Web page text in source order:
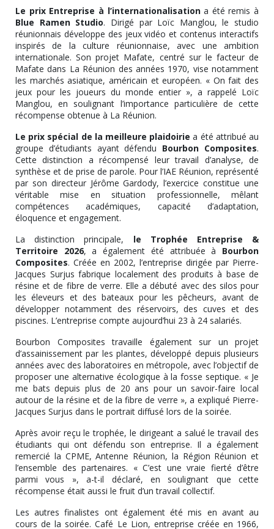
Le prix Entreprise à l’internationalisationa été remis à
Blue Ramen Studio. Dirigé par Loïc Manglou, le studio
réunionnais développe des jeux vidéo et contenus interactifs
inspirés de la culture réunionnaise, avec une ambition
internationale. Son projet Mafate, centré sur le facteur de
Mafate dans La Réunion des années 1970, vise notamment
les marchés asiatique, américain et européen. « On fait des
jeux pour les joueurs du monde entier », a rappelé Loïc
Manglou, en soulignant l’importance particulière de cette
récompense obtenue à La Réunion.
Le prix spécial de la meilleure plaidoiriea été attribué au
groupe d’étudiants ayant défendu Bourbon Composites.
Cette distinction a récompensé leur travail d’analyse, de
synthèse et de prise de parole. Pour l’IAE Réunion, représenté
par son directeur Jérôme Gardody, l’exercice constitue une
véritable mise en situation professionnelle, mêlant
compétences académiques, capacité d’adaptation,
éloquence et engagement.
La distinction principale, le Trophée Entreprise &
Territoire 2026, a également été attribuée à Bourbon
Composites. Créée en 2002, l’entreprise dirigée par Pierre-
Jacques Surjus fabrique localement des produits à base de
résine et de fibre de verre. Elle a débuté avec des silos pour
les éleveurs et des bateaux pour les pêcheurs, avant de
développer notamment des réservoirs, des cuves et des
piscines. L’entreprise compte aujourd’hui 23 à 24 salariés.
Bourbon Composites travaille également sur un projet
d’assainissement par les plantes, développé depuis plusieurs
années avec des laboratoires en métropole, avec l’objectif de
proposer une alternative écologique à la fosse septique. « Je
me bats depuis plus de 20 ans pour un savoir-faire local
autour de la résine et de la fibre de verre », a expliqué Pierre-
Jacques Surjus dans le portrait diffusé lors de la soirée.
Après avoir reçu le trophée, le dirigeant a salué le travail des
étudiants qui ont défendu son entreprise. Il a également
remercié la CPME, Antenne Réunion, la Région Réunion et
l’ensemble des partenaires. « C’est une vraie fierté d’être
parmi vous », a-t-il déclaré, en soulignant que cette
récompense était aussi le fruit d’un travail collectif.
Les autres finalistes ont également été mis en avant au
cours de la soirée. Café Le Lion, entreprise créée en 1966,